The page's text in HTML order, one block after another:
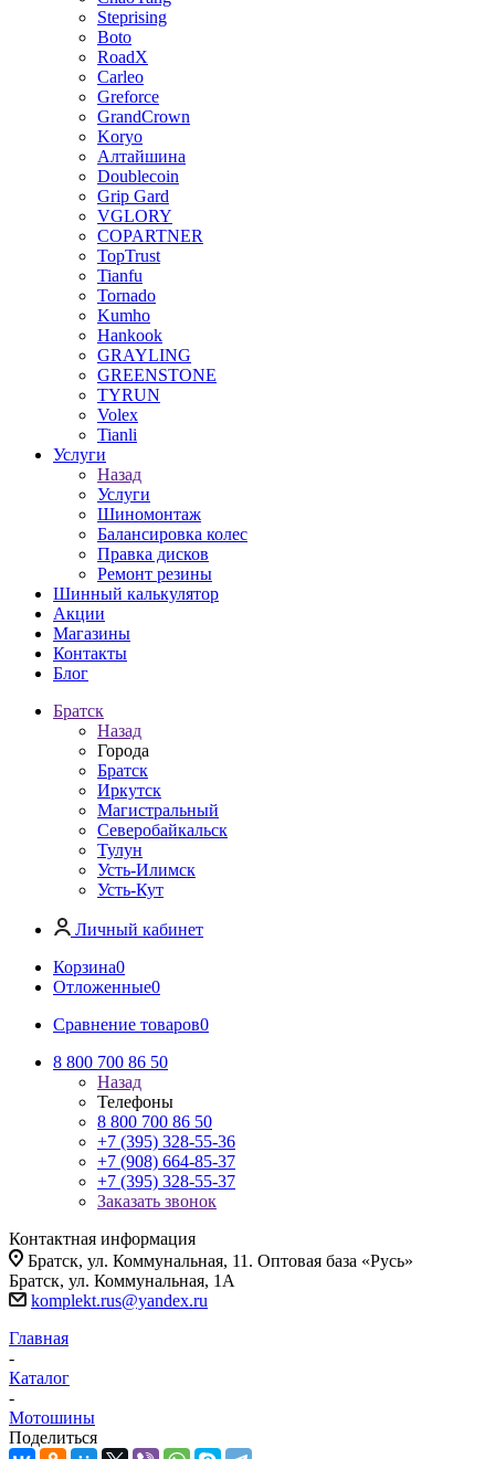
Steprising
Boto
RoadX
Carleo
Greforce
GrandCrown
Koryo
Алтайшина
Doublecoin
Grip Gard
VGLORY
COPARTNER
TopTrust
Tianfu
Tornado
Kumho
Hankook
GRAYLING
GREENSTONE
TYRUN
Volex
Tianli
Услуги
Назад
Услуги
Шиномонтаж
Балансировка колес
Правка дисков
Ремонт резины
Шинный калькулятор
Акции
Магазины
Контакты
Блог
Братск
Назад
Города
Братск
Иркутск
Магистральный
Северобайкальск
Тулун
Усть-Илимск
Усть-Кут
Личный кабинет
Корзина0
Отложенные0
Сравнение товаров0
8 800 700 86 50
Назад
Телефоны
8 800 700 86 50
+7 (395) 328-55-36
+7 (908) 664-85-37
+7 (395) 328-55-37
Заказать звонок
Контактная информация
Братск, ул. Коммунальная, 11. Оптовая база «Русь»
Братск, ул. Коммунальная, 1А
komplekt.rus@yandex.ru
Главная
-
Каталог
-
Мотошины
Поделиться